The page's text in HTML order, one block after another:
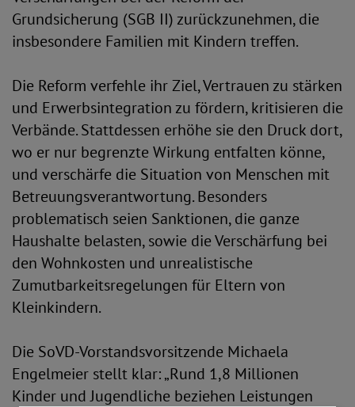
Grundsicherung (SGB II) zurückzunehmen, die
insbesondere Familien mit Kindern treffen.
Die Reform verfehle ihr Ziel, Vertrauen zu stärken
und Erwerbsintegration zu fördern, kritisieren die
Verbände. Stattdessen erhöhe sie den Druck dort,
wo er nur begrenzte Wirkung entfalten könne,
und verschärfe die Situation von Menschen mit
Betreuungsverantwortung. Besonders
problematisch seien Sanktionen, die ganze
Haushalte belasten, sowie die Verschärfung bei
den Wohnkosten und unrealistische
Zumutbarkeitsregelungen für Eltern von
Kleinkindern.
Die SoVD-Vorstandsvorsitzende Michaela
Engelmeier stellt klar: „Rund 1,8 Millionen
Kinder und Jugendliche beziehen Leistungen